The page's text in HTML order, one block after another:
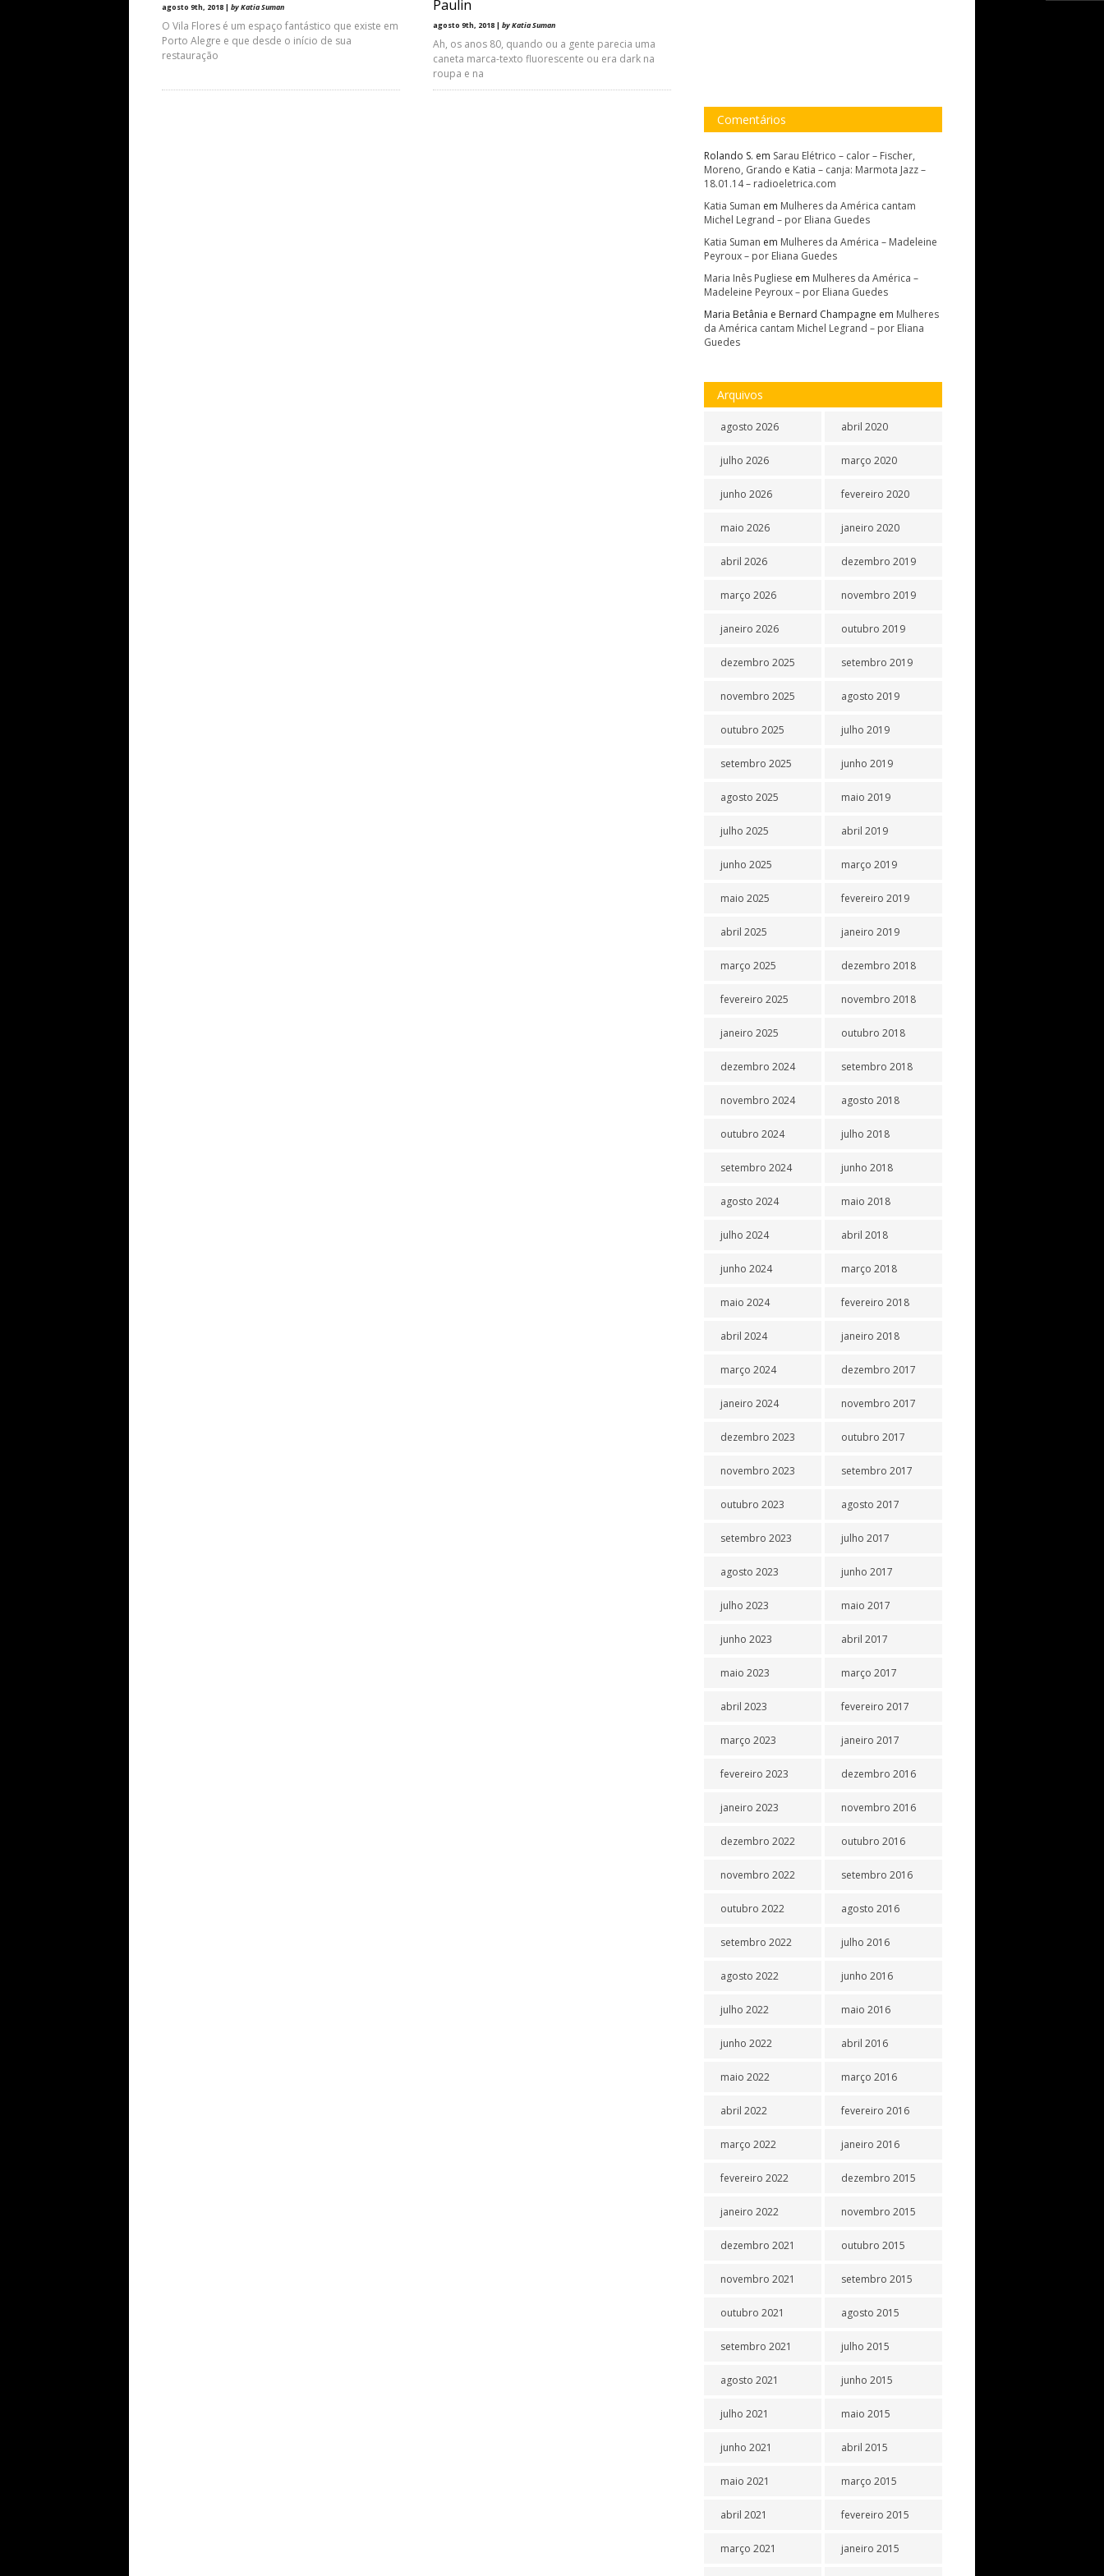
agosto 9th, 2018 | by Katia Suman
O Vila Flores é um espaço fantástico que existe em
Porto Alegre e que desde o início de sua
restauração
Paulin
agosto 9th, 2018 | by Katia Suman
Ah, os anos 80, quando ou a gente parecia uma
caneta marca-texto fluorescente ou era dark na
roupa e na
Comentários
Rolando S. em Sarau Elétrico – calor – Fischer,
Moreno, Grando e Katia – canja: Marmota Jazz –
18.01.14 – radioeletrica.com
Katia Suman em Mulheres da América cantam
Michel Legrand – por Eliana Guedes
Katia Suman em Mulheres da América – Madeleine
Peyroux – por Eliana Guedes
Maria Inês Pugliese em Mulheres da América –
Madeleine Peyroux – por Eliana Guedes
Maria Betânia e Bernard Champagne em Mulheres
da América cantam Michel Legrand – por Eliana
Guedes
Arquivos
agosto 2026
julho 2026
junho 2026
maio 2026
abril 2026
março 2026
janeiro 2026
dezembro 2025
novembro 2025
outubro 2025
setembro 2025
agosto 2025
julho 2025
junho 2025
maio 2025
abril 2025
março 2025
fevereiro 2025
janeiro 2025
dezembro 2024
novembro 2024
outubro 2024
setembro 2024
agosto 2024
julho 2024
junho 2024
maio 2024
abril 2024
março 2024
janeiro 2024
dezembro 2023
novembro 2023
outubro 2023
setembro 2023
agosto 2023
julho 2023
junho 2023
maio 2023
abril 2023
março 2023
fevereiro 2023
janeiro 2023
dezembro 2022
novembro 2022
outubro 2022
setembro 2022
agosto 2022
julho 2022
junho 2022
maio 2022
abril 2022
março 2022
fevereiro 2022
janeiro 2022
dezembro 2021
novembro 2021
outubro 2021
setembro 2021
agosto 2021
julho 2021
junho 2021
maio 2021
abril 2021
março 2021
abril 2020
março 2020
fevereiro 2020
janeiro 2020
dezembro 2019
novembro 2019
outubro 2019
setembro 2019
agosto 2019
julho 2019
junho 2019
maio 2019
abril 2019
março 2019
fevereiro 2019
janeiro 2019
dezembro 2018
novembro 2018
outubro 2018
setembro 2018
agosto 2018
julho 2018
junho 2018
maio 2018
abril 2018
março 2018
fevereiro 2018
janeiro 2018
dezembro 2017
novembro 2017
outubro 2017
setembro 2017
agosto 2017
julho 2017
junho 2017
maio 2017
abril 2017
março 2017
fevereiro 2017
janeiro 2017
dezembro 2016
novembro 2016
outubro 2016
setembro 2016
agosto 2016
julho 2016
junho 2016
maio 2016
abril 2016
março 2016
fevereiro 2016
janeiro 2016
dezembro 2015
novembro 2015
outubro 2015
setembro 2015
agosto 2015
julho 2015
junho 2015
maio 2015
abril 2015
março 2015
fevereiro 2015
janeiro 2015